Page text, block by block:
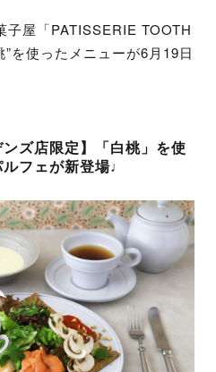
子屋「PATISSERIE TOOTH
を使ったメニューが6月19日
ンズ店限定】「白桃」を使
フェが新登場♩